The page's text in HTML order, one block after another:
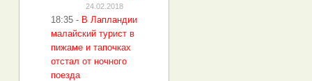
24.02.2018
18:35 - В Лапландии
малайский турист в
пижаме и тапочках
отстал от ночного
поезда